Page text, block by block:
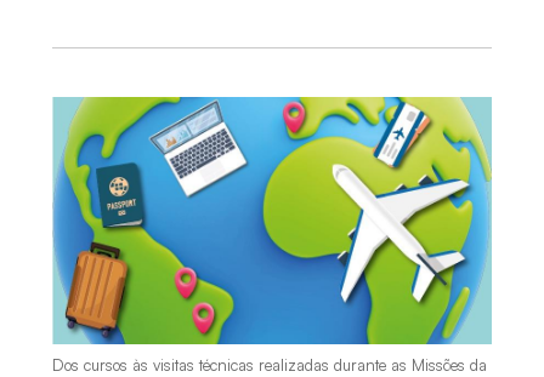
Dos cursos às visitas técnicas realizadas durante as Missões da